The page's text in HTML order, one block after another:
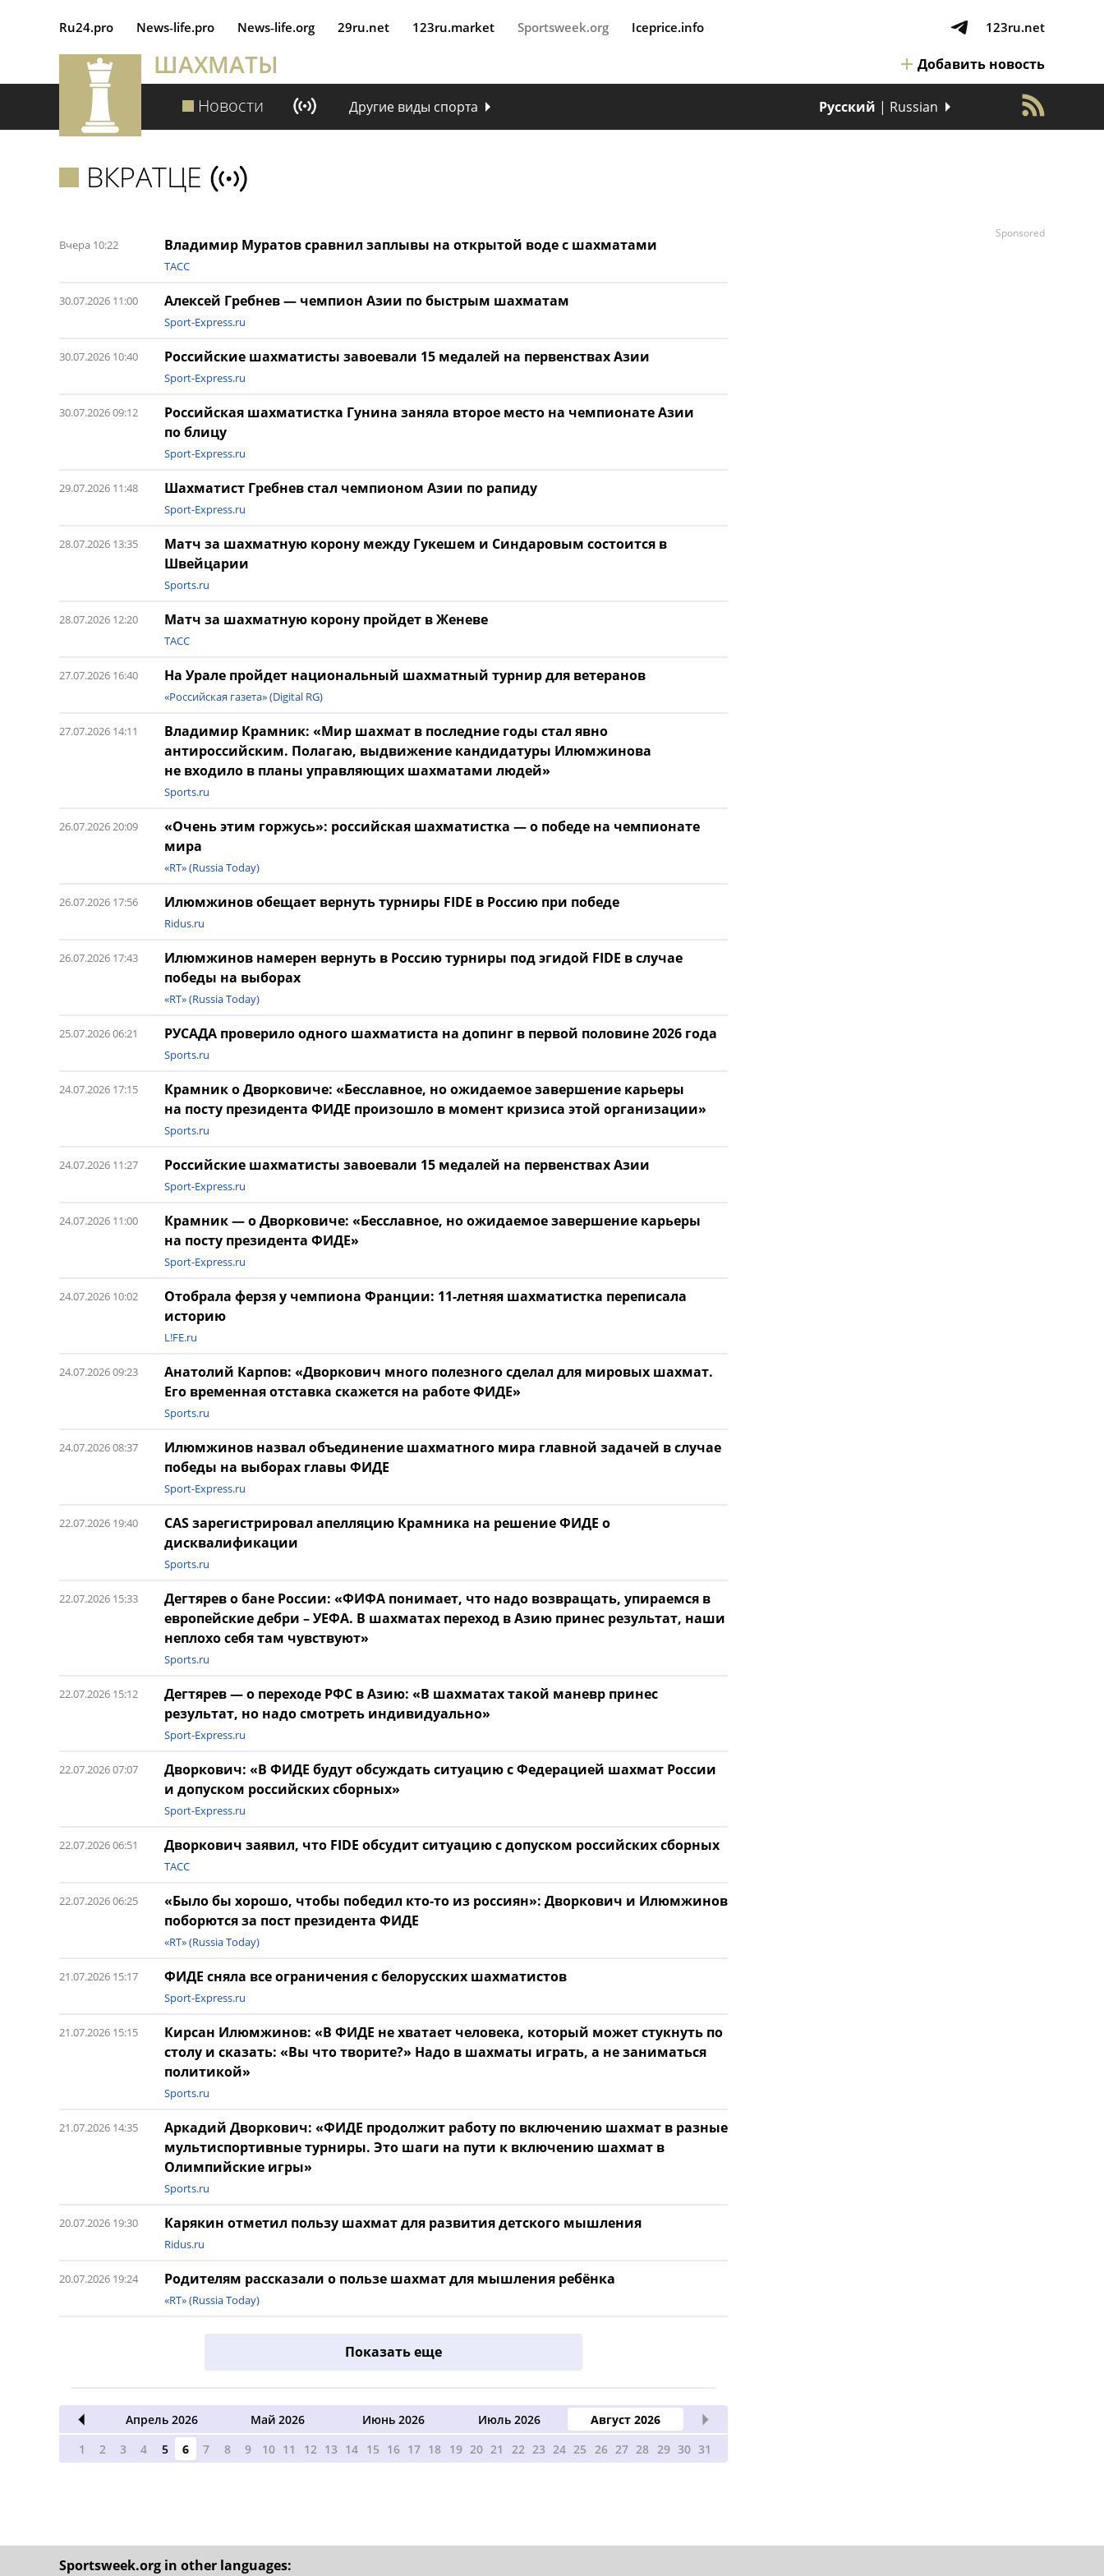
Ru24.pro News‑life.pro News‑life.org 29ru.net 123ru.market Sportsweek.org Iceprice.info 123ru.net
ШАХМАТЫ Добавить новость
Новости Другие виды спорта Русский | Russian
ВКРАТЦЕ
Владимир Муратов сравнил заплывы на открытой воде с шахматами
Вчера 10:22
ТАСС
Алексей Гребнев — чемпион Азии по быстрым шахматам
30.07.2026 11:00
Sport-Express.ru
Российские шахматисты завоевали 15 медалей на первенствах Азии
30.07.2026 10:40
Sport-Express.ru
Российская шахматистка Гунина заняла второе место на чемпионате Азии
по блицу
30.07.2026 09:12
Sport-Express.ru
Шахматист Гребнев стал чемпионом Азии по рапиду
29.07.2026 11:48
Sport-Express.ru
Матч за шахматную корону между Гукешем и Синдаровым состоится в
Швейцарии
28.07.2026 13:35
Sports.ru
Матч за шахматную корону пройдет в Женеве
28.07.2026 12:20
ТАСС
На Урале пройдет национальный шахматный турнир для ветеранов
27.07.2026 16:40
«Российская газета» (Digital RG)
Владимир Крамник: «Мир шахмат в последние годы стал явно
антироссийским. Полагаю, выдвижение кандидатуры Илюмжинова
не входило в планы управляющих шахматами людей»
27.07.2026 14:11
Sports.ru
«Очень этим горжусь»: российская шахматистка — о победе на чемпионате
мира
26.07.2026 20:09
«RT» (Russia Today)
Илюмжинов обещает вернуть турниры FIDE в Россию при победе
26.07.2026 17:56
Ridus.ru
Илюмжинов намерен вернуть в Россию турниры под эгидой FIDE в случае
победы на выборах
26.07.2026 17:43
«RT» (Russia Today)
РУСАДА проверило одного шахматиста на допинг в первой половине 2026 года
25.07.2026 06:21
Sports.ru
Крамник о Дворковиче: «Бесславное, но ожидаемое завершение карьеры
на посту президента ФИДЕ произошло в момент кризиса этой организации»
24.07.2026 17:15
Sports.ru
Российские шахматисты завоевали 15 медалей на первенствах Азии
24.07.2026 11:27
Sport-Express.ru
Крамник — о Дворковиче: «Бесславное, но ожидаемое завершение карьеры
на посту президента ФИДЕ»
24.07.2026 11:00
Sport-Express.ru
Отобрала ферзя у чемпиона Франции: 11-летняя шахматистка переписала
историю
24.07.2026 10:02
L!FE.ru
Анатолий Карпов: «Дворкович много полезного сделал для мировых шахмат.
Его временная отставка скажется на работе ФИДЕ»
24.07.2026 09:23
Sports.ru
Илюмжинов назвал объединение шахматного мира главной задачей в случае
победы на выборах главы ФИДЕ
24.07.2026 08:37
Sport-Express.ru
CAS зарегистрировал апелляцию Крамника на решение ФИДЕ о
дисквалификации
22.07.2026 19:40
Sports.ru
Дегтярев о бане России: «ФИФА понимает, что надо возвращать, упираемся в
европейские дебри – УЕФА. В шахматах переход в Азию принес результат, наши
неплохо себя там чувствуют»
22.07.2026 15:33
Sports.ru
Дегтярев — о переходе РФС в Азию: «В шахматах такой маневр принес
результат, но надо смотреть индивидуально»
22.07.2026 15:12
Sport-Express.ru
Дворкович: «В ФИДЕ будут обсуждать ситуацию с Федерацией шахмат России
и допуском российских сборных»
22.07.2026 07:07
Sport-Express.ru
Дворкович заявил, что FIDE обсудит ситуацию с допуском российских сборных
22.07.2026 06:51
ТАСС
«Было бы хорошо, чтобы победил кто-то из россиян»: Дворкович и Илюмжинов
поборются за пост президента ФИДЕ
22.07.2026 06:25
«RT» (Russia Today)
ФИДЕ сняла все ограничения с белорусских шахматистов
21.07.2026 15:17
Sport-Express.ru
Кирсан Илюмжинов: «В ФИДЕ не хватает человека, который может стукнуть по
столу и сказать: «Вы что творите?» Надо в шахматы играть, а не заниматься
политикой»
21.07.2026 15:15
Sports.ru
Аркадий Дворкович: «ФИДЕ продолжит работу по включению шахмат в разные
мультиспортивные турниры. Это шаги на пути к включению шахмат в
Олимпийские игры»
21.07.2026 14:35
Sports.ru
Карякин отметил пользу шахмат для развития детского мышления
20.07.2026 19:30
Ridus.ru
Родителям рассказали о пользе шахмат для мышления ребёнка
20.07.2026 19:24
«RT» (Russia Today)
Показать еще
Апрель 2026 Май 2026 Июнь 2026 Июль 2026
Август 2026
1
2 3 4 5 6 7 8 9 10 11 12 13 14 15 16 17 18 19 20 21 22 23 24 25 26 27 28 29 30 31
Sponsored
Sportsweek.org in other languages: